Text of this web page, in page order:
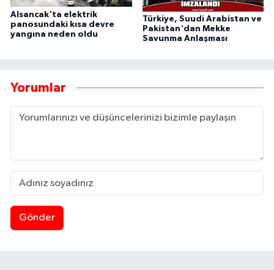
Alsancak'ta elektrik
panosundaki kısa devre
yangına neden oldu
Türkiye, Suudi Arabistan ve
Pakistan'dan Mekke
Savunma Anlaşması
Yorumlar
Gönder